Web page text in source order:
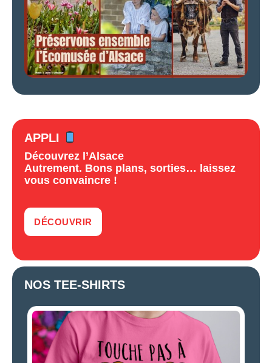
APPLI
Découvrez l’Alsace
Autrement. Bons plans, sorties… laissez
vous convaincre !
DÉCOUVRIR
NOS TEE-SHIRTS